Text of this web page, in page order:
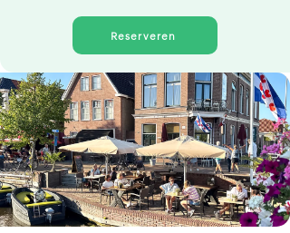
Reserveren